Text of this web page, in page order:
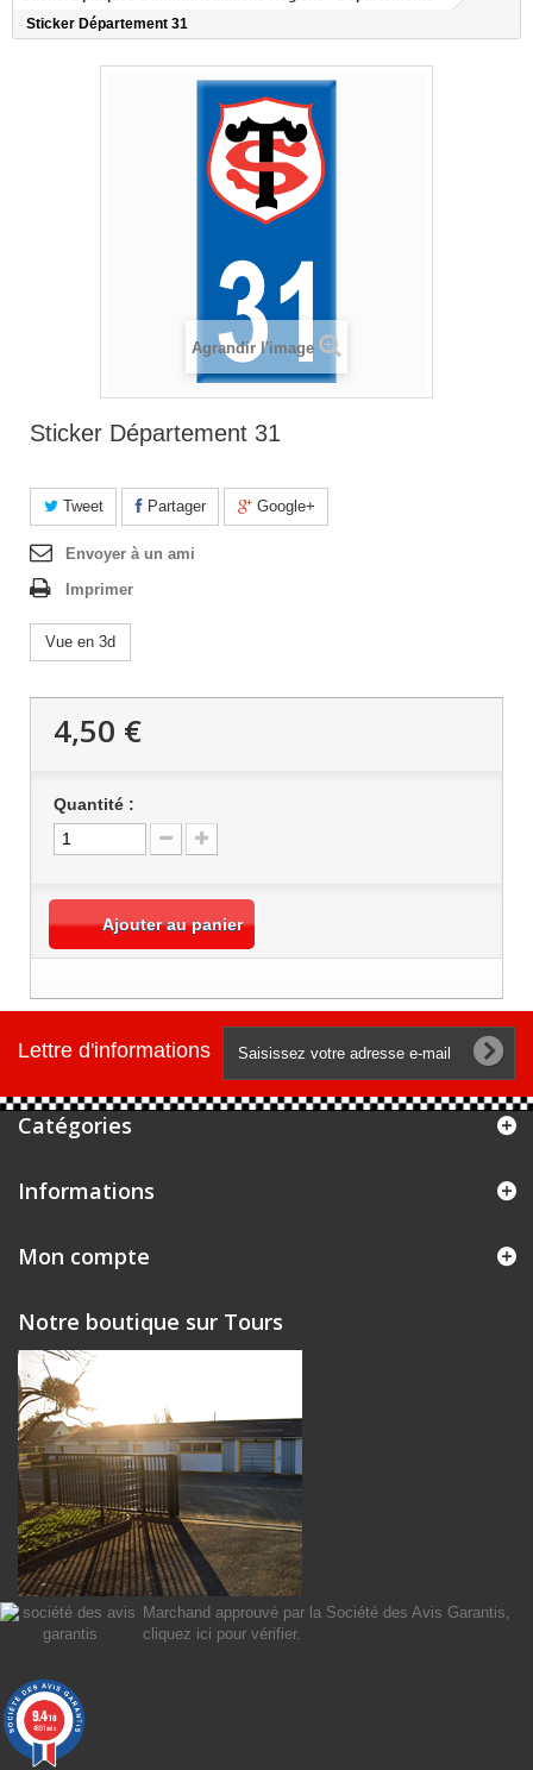
Sticker Département 31
Agrandir l'image
Sticker Département 31
Tweet Partager Google+
Envoyer à un ami
Imprimer
Vue en 3d
4,50 €
Quantité :
Ajouter au panier
Lettre d'informations
Catégories
Informations
Mon compte
Notre boutique sur Tours
Marchand approuvé par la Société des Avis Garantis,
cliquez ici pour vérifier.
9.4/10
4891 avis